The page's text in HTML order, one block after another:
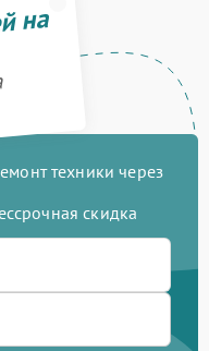
на
техники через
скидка